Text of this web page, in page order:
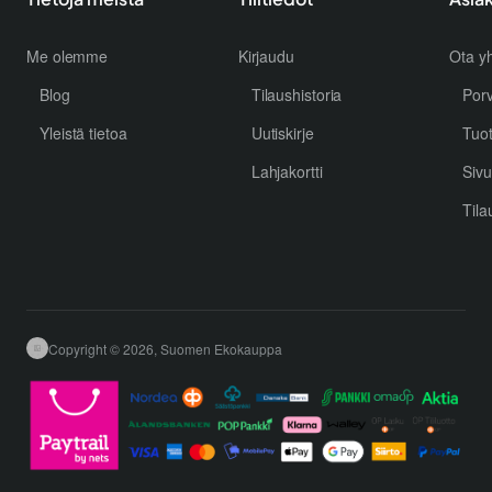
Me olemme
Blog
Yleistä tietoa
Kirjaudu
Tilaushistoria
Uutiskirje
Lahjakortti
Ota
Copyright © 2026, Suomen Ekokauppa